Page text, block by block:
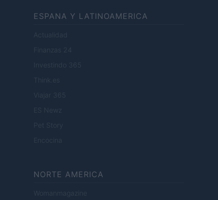
ESPANA Y LATINOAMERICA
Actualidad
Finanzas 24
Investindo 365
Think.es
Viajar 365
ES Newz
Pet Story
Encocina
NORTE AMERICA
Womanmagazine